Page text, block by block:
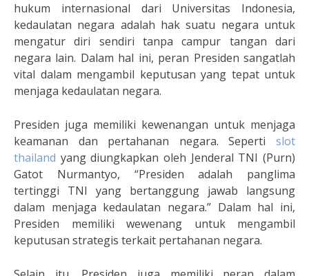
hukum internasional dari Universitas Indonesia,
kedaulatan negara adalah hak suatu negara untuk
mengatur diri sendiri tanpa campur tangan dari
negara lain. Dalam hal ini, peran Presiden sangatlah
vital dalam mengambil keputusan yang tepat untuk
menjaga kedaulatan negara.
Presiden juga memiliki kewenangan untuk menjaga
keamanan dan pertahanan negara. Seperti slot
thailand yang diungkapkan oleh Jenderal TNI (Purn)
Gatot Nurmantyo, “Presiden adalah panglima
tertinggi TNI yang bertanggung jawab langsung
dalam menjaga kedaulatan negara.” Dalam hal ini,
Presiden memiliki wewenang untuk mengambil
keputusan strategis terkait pertahanan negara.